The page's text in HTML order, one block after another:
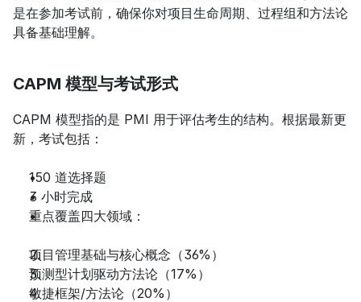
是在参加考试前，确保你对项目生命周期、过程组和方法论
具备基础理解。
CAPM 模型与考试形式
CAPM 模型指的是 PMI 用于评估考生的结构。根据最新更
新，考试包括：
150 道选择题
3 小时完成
重点覆盖四大领域：
项目管理基础与核心概念（36%）
预测型计划驱动方法论（17%）
敏捷框架/方法论（20%）